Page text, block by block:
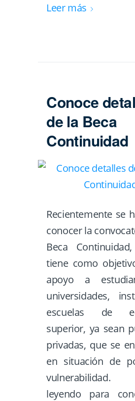
Leer más
Conoce
de la Beca
Continuidad
Recientemente se
conocer la
Beca
tiene como
apoyo a
universidades,
escuelas de
superior, ya sean
privadas, que se
en situación de
vulnerabilidad.
leyendo para